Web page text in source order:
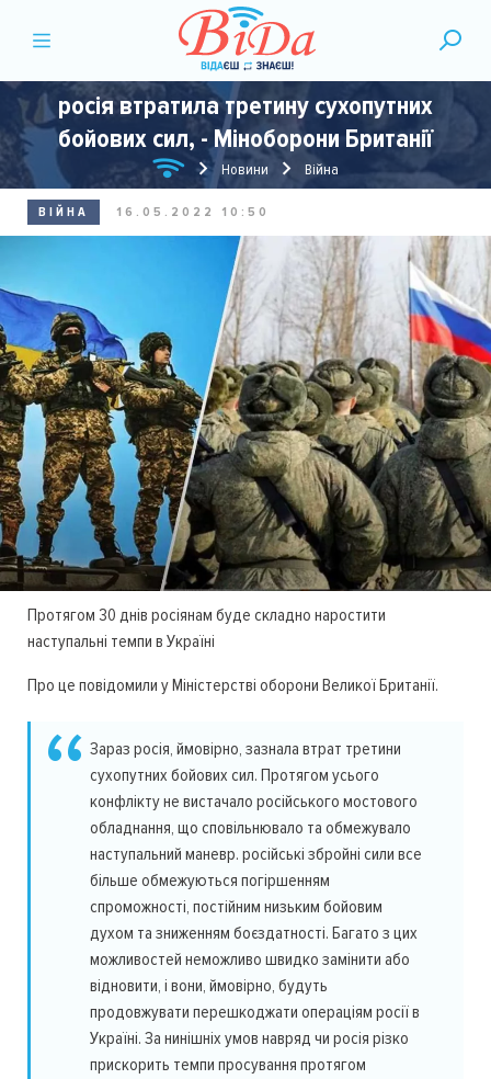
росія втратила третину сухопутних
бойових сил, - Міноборони Британії
Новини Війна
ВІЙНА 16.05.2022 10:50
Протягом 30 днів росіянам буде складно наростити
наступальні темпи в Україні
Про це повідомили у Міністерстві оборони Великої Британії.
Зараз росія, ймовірно, зазнала втрат третини
сухопутних бойових сил. Протягом усього
конфлікту не вистачало російського мостового
обладнання, що сповільнювало та обмежувало
наступальний маневр. російські збройні сили все
більше обмежуються погіршенням
спроможності, постійним низьким бойовим
духом та зниженням боєздатності. Багато з цих
можливостей неможливо швидко замінити або
відновити, і вони, ймовірно, будуть
продовжувати перешкоджати операціям росії в
Україні. За нинішніх умов навряд чи росія різко
прискорить темпи просування протягом